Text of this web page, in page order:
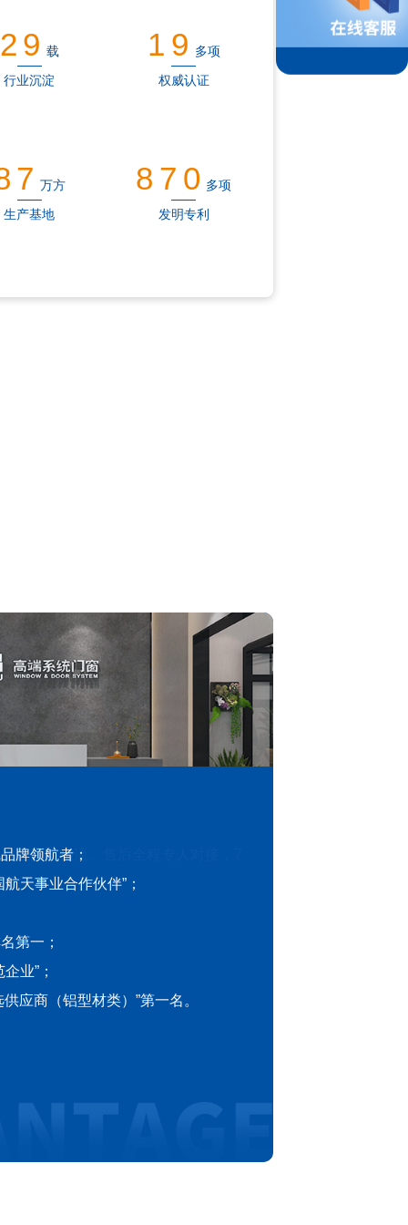
30 载
行业沉淀
20 多项
权威认证
万方
生产基地
900 多项
发明专利
牌领航者；
天事业合作伙伴”；
第一；
业”；
应商（铝型材类）”第一名。